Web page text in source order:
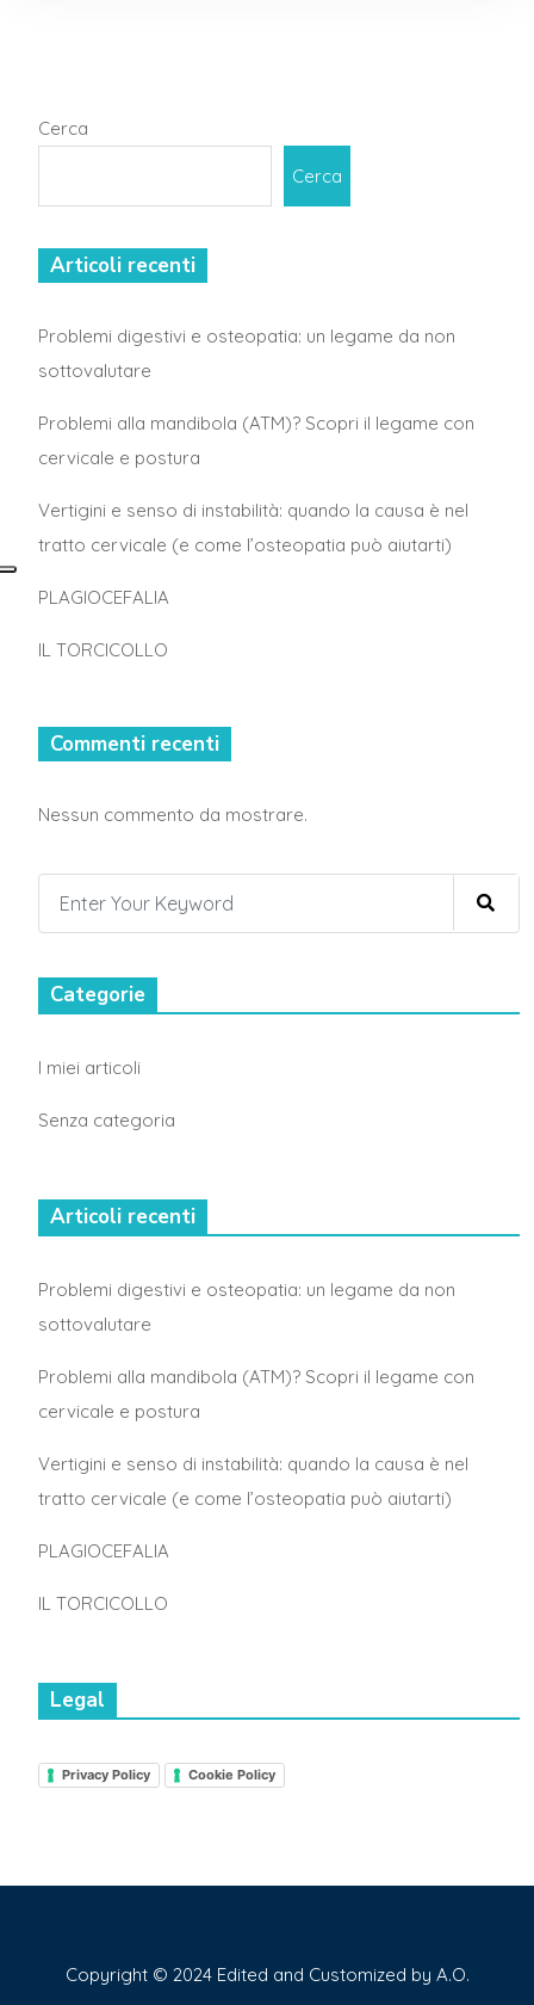
Cerca
Cerca
Articoli recenti
Problemi digestivi e osteopatia: un legame da non
sottovalutare
Problemi alla mandibola (ATM)? Scopri il legame con
cervicale e postura
Vertigini e senso di instabilità: quando la causa è nel
tratto cervicale (e come l’osteopatia può aiutarti)
PLAGIOCEFALIA
IL TORCICOLLO
Commenti recenti
Nessun commento da mostrare.
Categorie
I miei articoli
Senza categoria
Articoli recenti
Problemi digestivi e osteopatia: un legame da non
sottovalutare
Problemi alla mandibola (ATM)? Scopri il legame con
cervicale e postura
Vertigini e senso di instabilità: quando la causa è nel
tratto cervicale (e come l’osteopatia può aiutarti)
PLAGIOCEFALIA
IL TORCICOLLO
Legal
Privacy Policy Cookie Policy
Copyright © 2024 Edited and Customized by A.O.